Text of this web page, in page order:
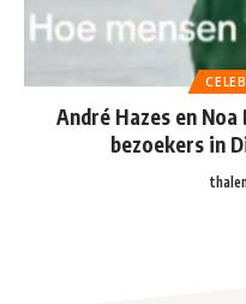
André Hazes en
bezoekers in